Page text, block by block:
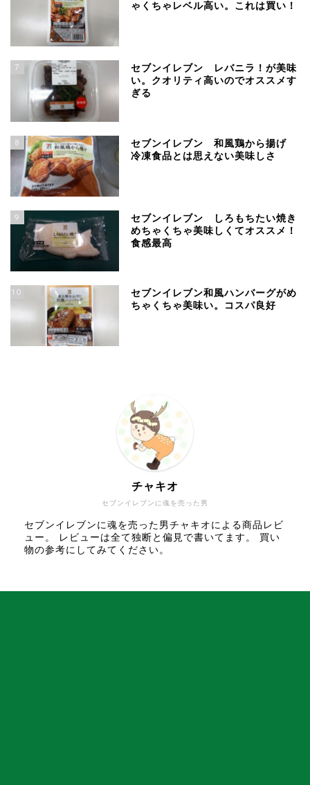
ゃくちゃレベル高い。これは買い！
7
セブンイレブン レバニラ！が美味
い。クオリティ高いのでオススメす
ぎる
8
セブンイレブン 和風鶏から揚げ
冷凍食品とは思えない美味しさ
9
セブンイレブン しろもちたい焼き
めちゃくちゃ美味しくてオススメ！
食感最高
10
セブンイレブン和風ハンバーグがめ
ちゃくちゃ美味い。コスパ良好
セブンイレブンに魂を売った男
チャキオ
セブンイレブンに魂を売った男チャキオによる商品レビ
ュー。 レビューは全て独断と偏見で書いてます。 買い
物の参考にしてみてください。